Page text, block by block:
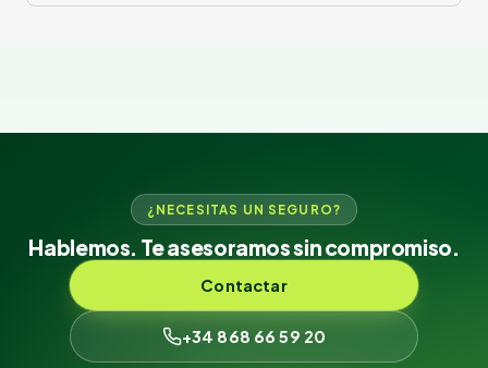
¿NECESITAS UN SEGURO?
Hablemos. Te asesoramos sin compromiso.
Contactar
+34 868 66 59 20